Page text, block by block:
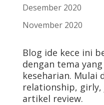
Desember 2020
November 2020
Blog ide kece ini
dengan tema
keseharian. Mulai
relationship, girly,
artikel review.